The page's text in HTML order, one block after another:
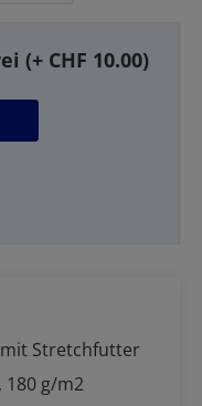
(+ CHF 10.00)
Stretchfutter
180 g/m2